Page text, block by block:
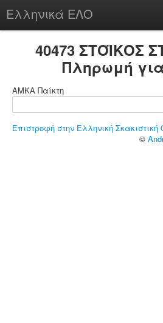
Ελληνικά ΕΛΟ
chesstu.be @ discord
40473 ΣΤΟΪΚΟΣ
Πληρωμή
ΑΜΚΑ Παίκτη
Επιστροφή στην Ελληνική
©